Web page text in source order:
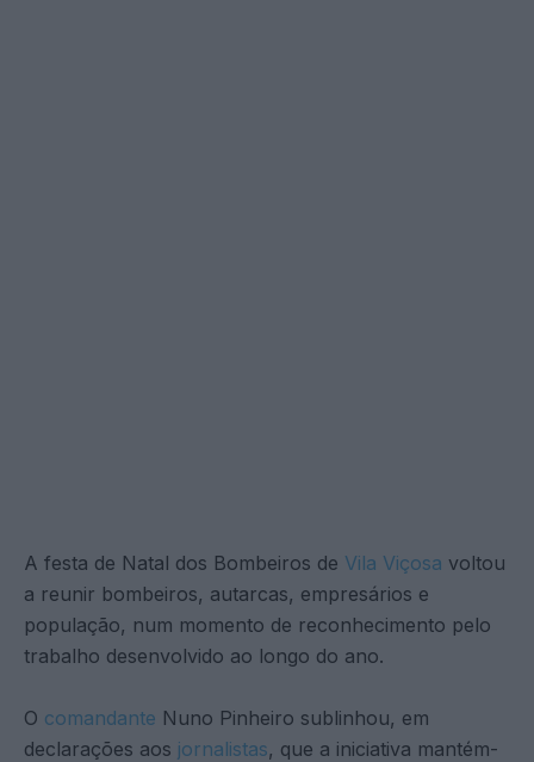
A festa de Natal dos Bombeiros de Vila Viçosa voltou
a reunir bombeiros, autarcas, empresários e
população, num momento de reconhecimento pelo
trabalho desenvolvido ao longo do ano.
O comandante Nuno Pinheiro sublinhou, em
declarações aos jornalistas, que a iniciativa mantém-